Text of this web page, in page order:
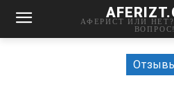
АФЕРИСТ ИЛИ
ВОПРОС!